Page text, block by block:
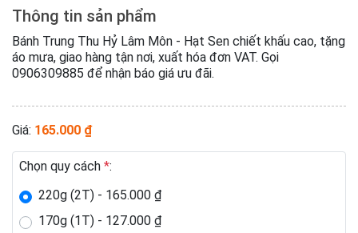
Thông tin sản phẩm
Bánh Trung Thu Hỷ Lâm Môn - Hạt Sen chiết khấu cao, tặng
áo mưa, giao hàng tận nơi, xuất hóa đơn VAT. Gọi
0906309885 để nhận báo giá ưu đãi.
Giá: 165.000 ₫
Chọn quy cách *:
220g (2T) - 165.000 ₫
170g (1T) - 127.000 ₫